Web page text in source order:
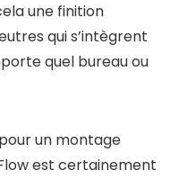
une finition
qui s’intègrent
quel bureau ou
un montage
est certainement